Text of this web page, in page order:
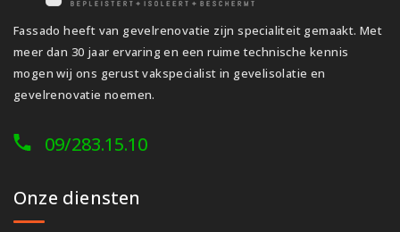
Fassado heeft van gevelrenovatie zijn specialiteit gemaakt. Met
meer dan 30 jaar ervaring en een ruime technische kennis
mogen wij ons gerust vakspecialist in gevelisolatie en
gevelrenovatie noemen.
09/283.15.10
Onze diensten